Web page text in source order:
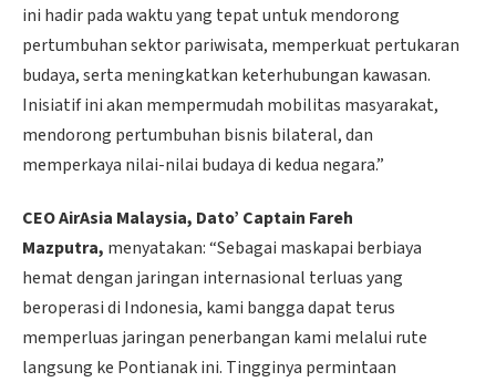
ini hadir pada waktu yang tepat untuk mendorong
pertumbuhan sektor pariwisata, memperkuat pertukaran
budaya, serta meningkatkan keterhubungan kawasan.
Inisiatif ini akan mempermudah mobilitas masyarakat,
mendorong pertumbuhan bisnis bilateral, dan
memperkaya nilai-nilai budaya di kedua negara.”
CEO AirAsia Malaysia, Dato’ Captain Fareh
Mazputra, menyatakan: “Sebagai maskapai berbiaya
hemat dengan jaringan internasional terluas yang
beroperasi di Indonesia, kami bangga dapat terus
memperluas jaringan penerbangan kami melalui rute
langsung ke Pontianak ini. Tingginya permintaan